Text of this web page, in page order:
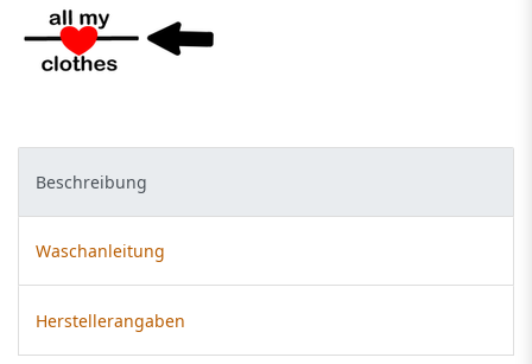
Beschreibung
Waschanleitung
Herstellerangaben